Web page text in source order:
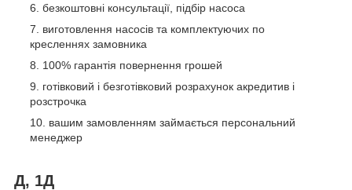
безкоштовні консультації, підбір насоса
виготовлення насосів та комплектуючих по
кресленнях замовника
100% гарантія повернення грошей
готівковий і безготівковий розрахунок акредитив і
розстрочка
вашим замовленням займається персональний
менеджер
Д, 1Д